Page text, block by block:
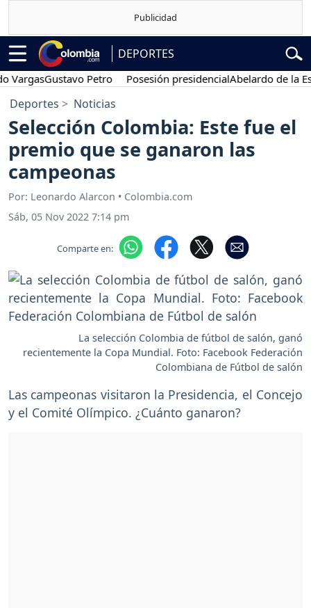
DEPORTES
Gustavo Petro Posesión presidencialAbelardo de la
Deportes Noticias
Selección Colombia: Este fue el
premio que se ganaron las
campeonas
Por: Leonardo Alarcon • Colombia.com
Sáb, 05 Nov 2022 7:14 pm
Comparte en:
La selección Colombia de fútbol de salón, ganó
recientemente la Copa Mundial. Foto: Facebook Federación
Colombiana de Fútbol de salón
Las campeonas visitaron la Presidencia, el Concejo
y el Comité Olímpico. ¿Cuánto ganaron?